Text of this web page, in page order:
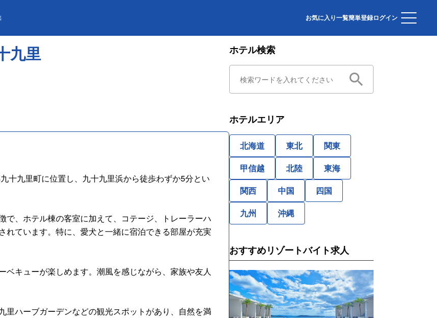
お気に入り一覧簡単登録ログイン
九里
十九里町に位置し、九十九里浜から徒歩わずか5分とい
、ホテル棟の客室に加えて、コテージ、トレーラーハ
ています。特に、愛犬と一緒に宿泊できる部屋が充実
キューが楽しめます。潮風を感じながら、家族や友人
ハーブガーデンなどの観光スポットがあり、自然を満
ホテル検索
ホテルエリア
北海道 東北
関東
甲信越
北陸
東海
関西
中国
四国
九州
沖縄
おすすめリゾートバイト求人